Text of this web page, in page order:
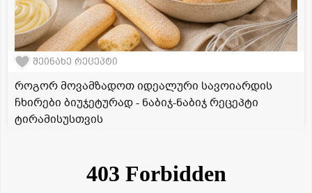
შეინახე რეცეპტი
როგორ მოვამზადოთ იდეალური სავოიარდის
ჩხირები ბიუჯეტურად - ნაბიჯ-ნაბიჯ რეცეპტი
ტირამისუსთვის